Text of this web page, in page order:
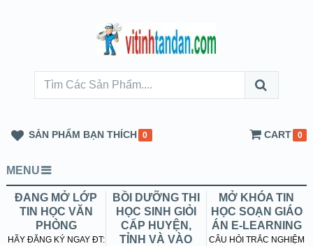
SẢN PHẨM BẠN THÍCH 0 CART 0
MENU
ĐANG MỞ LỚP
TIN HỌC VĂN
PHÒNG
HÃY ĐĂNG KÝ NGAY ĐT:
BỒI DƯỠNG THI
HỌC SINH GIỎI
CẤP HUYỆN,
TỈNH VÀ VÀO
MỞ KHÓA TIN
HỌC SOẠN GIÁO
ÁN E-LEARNING
CÂU HỎI TRẮC NGHIỆM